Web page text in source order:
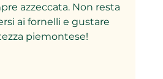
azzeccata. Non resta
ai fornelli e gustare
piemontese!